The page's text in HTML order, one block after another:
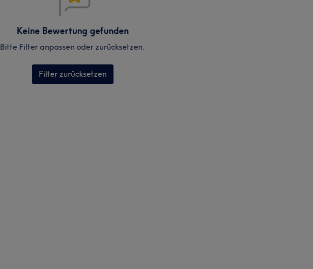
Keine Bewertung gefunden
Bitte Filter anpassen oder zurücksetzen.
Filter zurücksetzen